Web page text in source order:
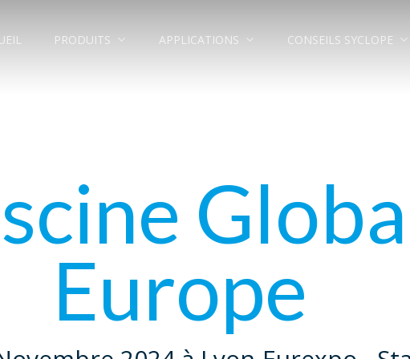
PRODUITS APPLICATIONS CONSEILS SYCLOPE
Europe